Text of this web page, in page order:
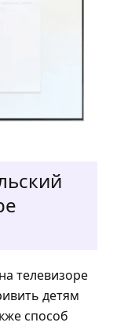
на телевизоре
детям
способ